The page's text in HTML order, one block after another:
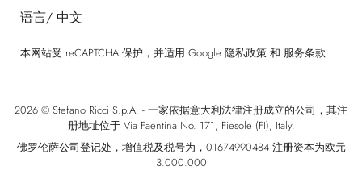
语言/ 中文
本网站受 reCAPTCHA 保护，并适用 Google 隐私政策 和 服务条款
2026 © Stefano Ricci S.p.A. - 一家依据意大利法律注册成立的公司，其注
册地址位于 Via Faentina No. 171, Fiesole (FI), Italy.
佛罗伦萨公司登记处，增值税及税号为，01674990484 注册资本为欧元
3.000.000